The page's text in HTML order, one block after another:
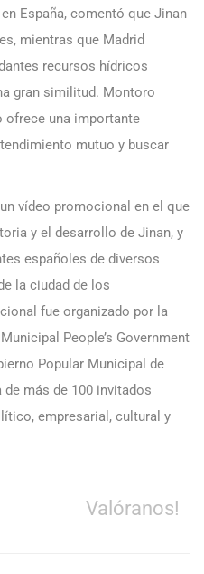
España, comentó que Jinan
mientras que Madrid
recursos hídricos
gran similitud. Montoro
ofrece una importante
mutuo y buscar
vídeo promocional en el que
y el desarrollo de Jinan, y
españoles de diversos
la ciudad de los
fue organizado por la
People’s Government
Popular Municipal de
más de 100 invitados
empresarial, cultural y
Valóranos!